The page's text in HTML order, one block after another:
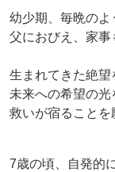
幼少期、毎晩のよ
父におびえ、家事
生まれてきた絶望
未来への希望の光
救いが宿ることを
7歳の頃、自発的